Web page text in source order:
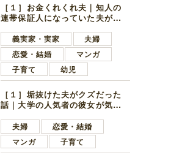
［１］お金くれくれ夫｜知人の
連帯保証人になっていた夫が家
言ってきた
義実家・実家
夫婦
恋愛・結婚
マンガ
子育て
幼児
［１］垢抜けた夫がクズだった
話｜大学の人気者の彼女が気に
子学生
夫婦
恋愛・結婚
マンガ
子育て